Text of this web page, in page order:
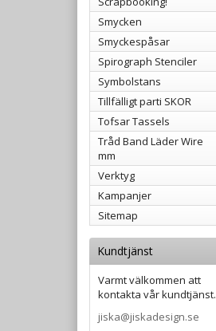
Smycken
Smyckespåsar
Spirograph Stenciler
Symbolstans
Tillfälligt parti SKOR
Tofsar Tassels
Tråd Band Läder Wire
mm
Verktyg
Kampanjer
Sitemap
Kundtjänst
Varmt välkommen att
kontakta vår kundtjänst.
jiska@jiskadesign.se